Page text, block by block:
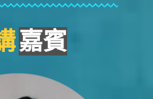
嘉賓